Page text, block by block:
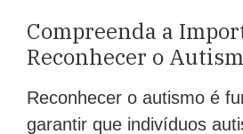
Compreenda a
Reconhecer o
Reconhecer o autismo é
garantir que indivíduos